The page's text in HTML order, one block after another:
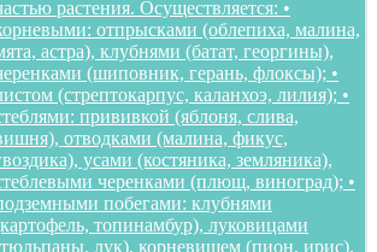
растения. Осуществляется: •
отпрысками (облепиха, малина,
астра), клубнями (батат, георгины),
(шиповник, герань, флоксы); •
(стрептокарпус, каланхоэ, лилия); •
прививкой (яблоня, слива,
отводками (малина, фикус,
усами (костяника, земляника),
черенками (плющ, виноград); •
побегами: клубнями
топинамбур), луковицами
лук), корневищем (пион, ирис).